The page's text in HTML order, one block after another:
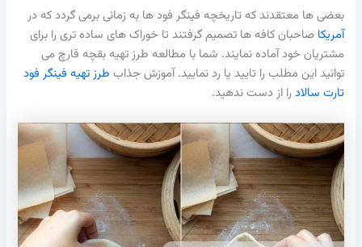
بعضی ها معتقدند که تاریخچه فینگر فود ها به زمانی برمی گردد که در
آمریکا صاحبان کافه ها تصمیم گرفتند تا خوراک های ساده تری را برای
مشتریان خود آماده نمایند. شما با مطالعه طرز تهیه بقچه قارچ می
توانید این مطلب را تایید یا رد نمایید. آموزش جذاب طرز تهیه فینگر فود
تارت سالادرا از دست ندهید.